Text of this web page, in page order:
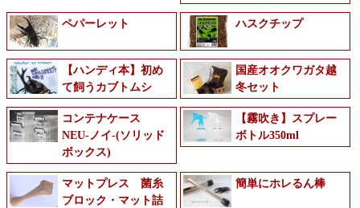
ペパーレット ハスクチップ
【ハンディ本】初め
て飼うカブトムシ
国産オオクワガタ越
冬セット
コンテナケース
NEU-ノイ-(ソリッド
ボックス)
【霧吹き】スプレー
ボトル350ml
マットプレス 菌糸
ブロック・マット詰
簡単にホレるん棒